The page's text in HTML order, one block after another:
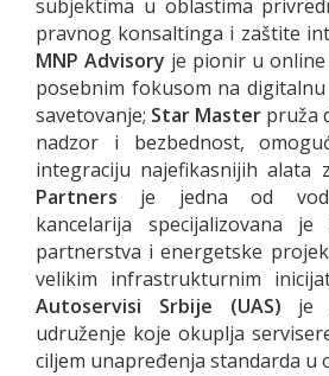
subjektima u oblastima
pravnog konsaltinga i zaštite
MNP Advisory je pionir u
posebnim fokusom na
savetovanje; Star Master pruža
nadzor i bezbednost,
integraciju najefikasnijih alata
Partners je jedna od
kancelarija specijalizovana
partnerstva i energetske
velikim infrastrukturnim
Autoservisi Srbije (UAS) je
udruženje koje okuplja
ciljem unapređenja standarda u